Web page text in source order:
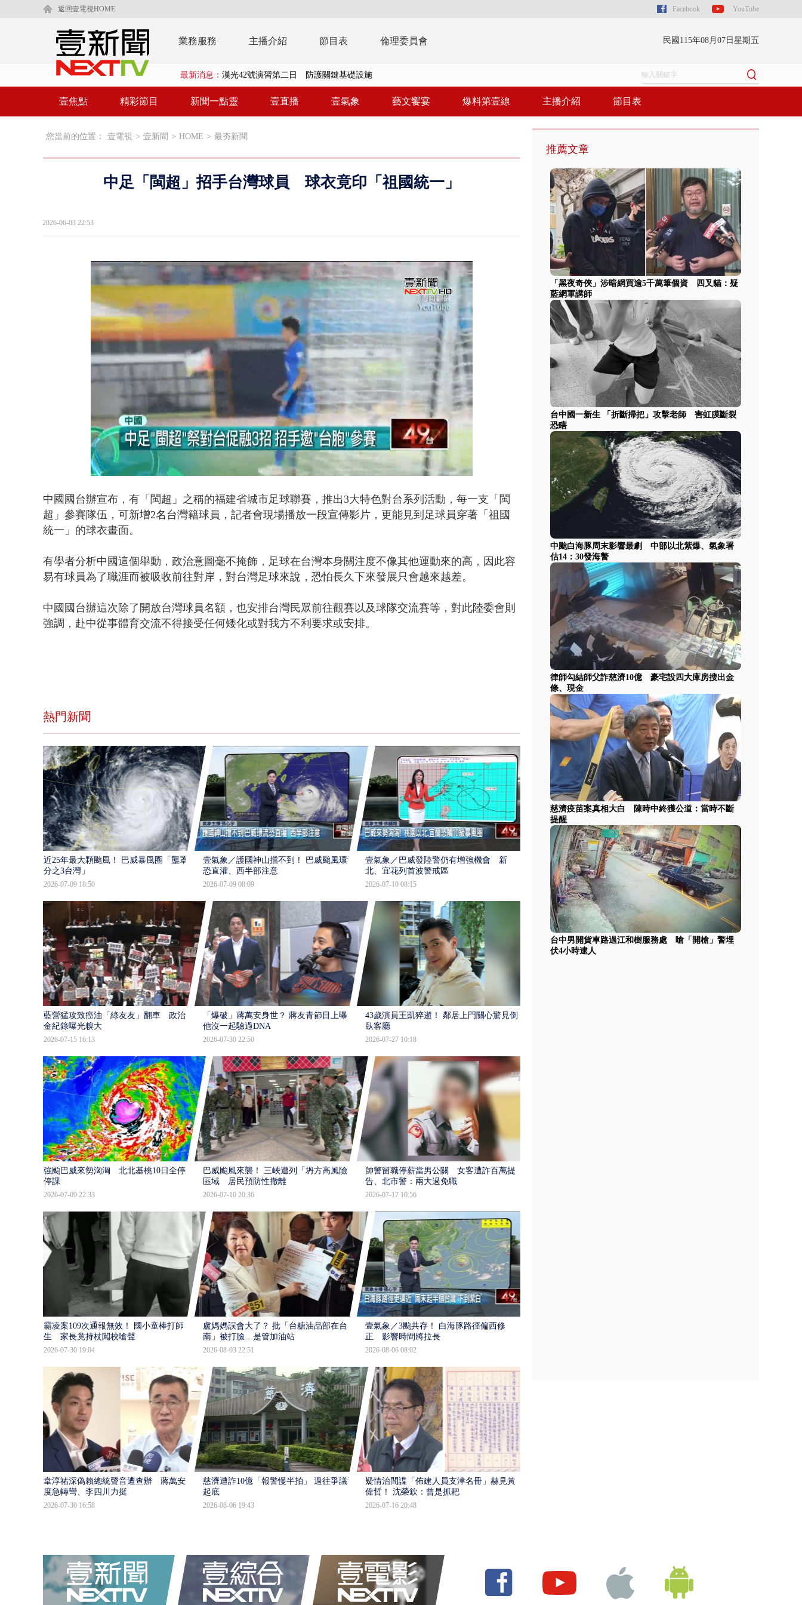
返回壹電視HOME Facebook YouTube
業務服務 主播介紹 節目表 倫理委員會 民國115年08月07日星期五
最新消息： 暗網買5000萬筆個資！ 網軍洩密中共遭起訴...
中颱白海豚周末影響最劇 中部以北紫爆、氣...
狠詐慈濟「10.8億」 名律師聯手掮客騙買「B...
漢光42號演習第二日 防護關鍵基礎設施
壹焦點 精彩節目 新聞一點靈 壹直播 壹氣象 藝文饗宴 爆料第壹線 主播介紹 節目表
您當前的位置： 壹電視 > 壹新聞 > HOME > 最夯新聞
中足「閩超」招手台灣球員 球衣竟印「祖國統一」
2026-06-03 22:53
47.79%
中國國台辦宣布，有「閩超」之稱的福建省城市足球聯賽，推出3大特色對台系列活動，每一支「閩
超」參賽隊伍，可新增2名台灣籍球員，記者會現場播放一段宣傳影片，更能見到足球員穿著「祖國
統一」的球衣畫面。
有學者分析中國這個舉動，政治意圖毫不掩飾，足球在台灣本身關注度不像其他運動來的高，因此容
易有球員為了職涯而被吸收前往對岸，對台灣足球來說，恐怕長久下來發展只會越來越差。
中國國台辦這次除了開放台灣球員名額，也安排台灣民眾前往觀賽以及球隊交流賽等，對此陸委會則
強調，赴中從事體育交流不得接受任何矮化或對我方不利要求或安排。
熱門新聞
近25年最大顆颱風！ 巴威暴風圈「壟罩4
分之3台灣」
2026-07-09 18:50
壹氣象／護國神山擋不到！ 巴威颱風環流
恐直灌、西半部注意
2026-07-09 08:09
壹氣象／巴威發陸警仍有增強機會 新
北、宜花列首波警戒區
2026-07-10 08:15
藍營猛攻致癌油「綠友友」翻車 政治獻
金紀錄曝光糗大
2026-07-15 16:13
「爆破」蔣萬安身世？ 蔣友青節目上曝：
他沒一起驗過DNA
2026-07-30 22:50
43歲演員王凱猝逝！ 鄰居上門關心驚見倒
臥客廳
2026-07-27 10:18
強颱巴威來勢洶洶 北北基桃10日全停班
停課
2026-07-09 22:33
巴威颱風來襲！ 三峽遭列「坍方高風險」
區域 居民預防性撤離
2026-07-10 20:36
帥警留職停薪當男公關 女客遭詐百萬提
告、北市警：兩大過免職
2026-07-17 10:56
霸凌案109次通報無效！ 國小童棒打師
生 家長竟持杖闖校嗆聲
2026-07-30 19:04
盧媽媽誤會大了？ 批「台糖油品部在台
南」被打臉…是管加油站
2026-08-03 22:51
壹氣象／3颱共存！ 白海豚路徑偏西修
正 影響時間將拉長
2026-08-06 08:02
韋淳祐深偽賴總統聲音遭查辦 蔣萬安態
度急轉彎、李四川力挺
2026-07-30 16:58
慈濟遭詐10億「報警慢半拍」 過往爭議遭
起底
2026-08-06 19:43
疑情治間諜「佈建人員支津名冊」赫見黃
偉哲！ 沈榮欽：曾是抓耙
2026-07-16 20:48
推薦文章
「黑夜奇俠」涉暗網買逾5千萬筆個資 四叉貓：疑
藍網軍講師
台中國一新生 「折斷掃把」攻擊老師 害虹膜斷裂
恐瞎
中颱白海豚周末影響最劇 中部以北紫爆、氣象署
估14：30發海警
律師勾結師父詐慈濟10億 豪宅設四大庫房搜出金
條、現金
慈濟疫苗案真相大白 陳時中終獲公道：當時不斷
提醒
台中男開貨車路過江和樹服務處 嗆「開槍」警埋
伏4小時逮人